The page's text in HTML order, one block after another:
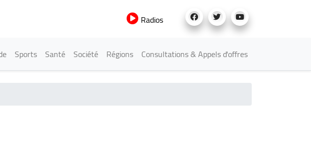
Radios
Sports Santé Société Régions Consultations & Appels d'offres